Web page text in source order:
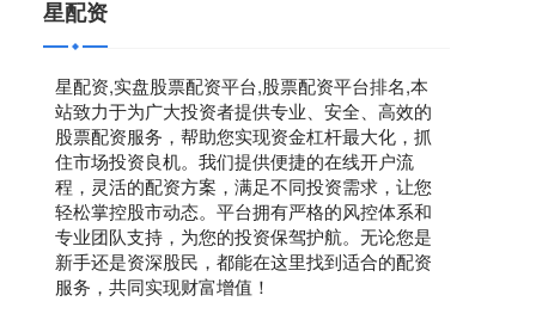
星配资
星配资,实盘股票配资平台,股票配资平台排名,本
站致力于为广大投资者提供专业、安全、高效的
股票配资服务，帮助您实现资金杠杆最大化，抓
住市场投资良机。我们提供便捷的在线开户流
程，灵活的配资方案，满足不同投资需求，让您
轻松掌控股市动态。平台拥有严格的风控体系和
专业团队支持，为您的投资保驾护航。无论您是
新手还是资深股民，都能在这里找到适合的配资
服务，共同实现财富增值！